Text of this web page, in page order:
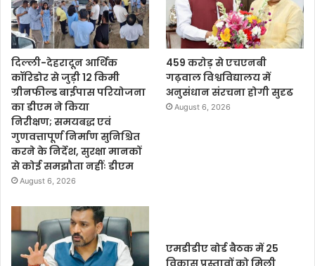
दिल्ली-देहरादून आर्थिक
कॉरिडोर से जुड़ी 12 किमी
ग्रीनफील्ड बाईपास परियोजना
का डीएम ने किया
निरीक्षण; समयबद्ध एवं
गुणवत्तापूर्ण निर्माण सुनिश्चित
करने के निर्देश, सुरक्षा मानकों
से कोई समझौता नहींः डीएम
August 6, 2026
459 करोड़ से एचएनबी
गढ़वाल विश्वविद्यालय में
अनुसंधान संरचना होगी सुदृढ
August 6, 2026
एमडीडीए बोर्ड बैठक में 25
विकास प्रस्तावों को मिली